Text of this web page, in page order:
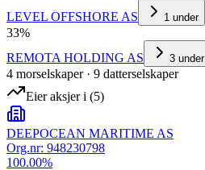
LEVEL OFFSHORE AS
1 under
33%
REMOTA HOLDING AS
3 under
4 morselskaper· 9 datterselskaper
Eier aksjer i (5)
DEEPOCEAN MARITIME AS
Org.nr: 948230798
100.00%